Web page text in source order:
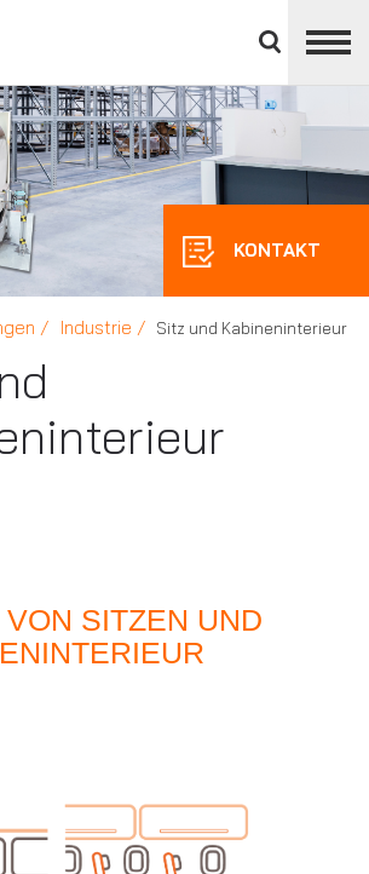
schließen
KONTAKT
Industrie Sitz und Kabineninterieur
SITZEN UND